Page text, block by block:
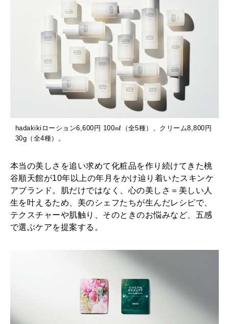
hadakikiローション6,600円 100㎖（全5種）、クリーム8,800円
30g（全4種）。
本当の美しさを追い求めて化粧品を作り続けてきた桃
谷順天館が10年以上の年月をかけ辿り着いたスキンケ
アブランド。肌だけではなく、心の美しさ＝美しい人
生を叶えるため、美のシェフたちが生んだレシピで、
テクスチャーや肌触り、そのときのお悩みなど、五感
で選ぶケアを提案する。